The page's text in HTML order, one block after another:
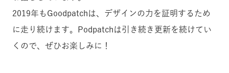
2019年もGoodpatchは、デザインの力を証明するため
に走り続けます。Podpatchは引き続き更新を続けてい
くので、ぜひお楽しみに！